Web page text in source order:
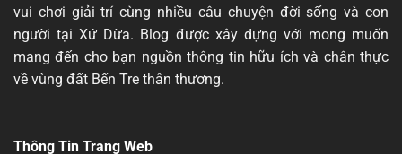
vui chơi giải trí cùng nhiều câu chuyện đời sống và con
người tại Xứ Dừa. Blog được xây dựng với mong muốn
mang đến cho bạn nguồn thông tin hữu ích và chân thực
về vùng đất Bến Tre thân thương.
Thông Tin Trang Web